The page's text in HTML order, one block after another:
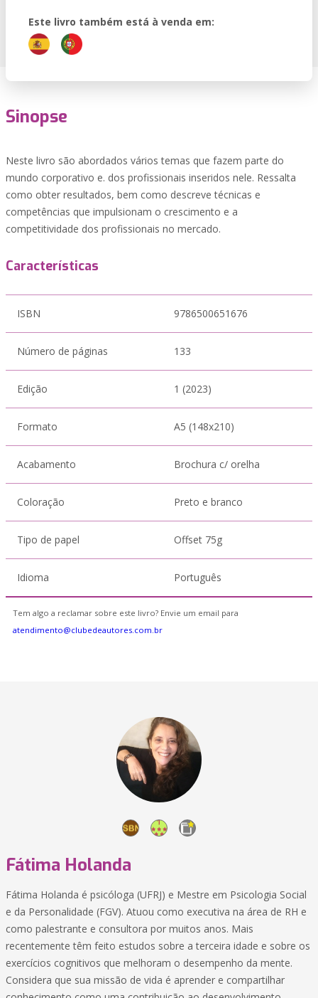
Este livro também está à venda em:
Sinopse
Neste livro são abordados vários temas que fazem parte do
mundo corporativo e. dos profissionais inseridos nele. Ressalta
como obter resultados, bem como descreve técnicas e
competências que impulsionam o crescimento e a
competitividade dos profissionais no mercado.
Características
ISBN 9786500651676
Número de páginas 133
Edição 1 (2023)
Formato A5 (148x210)
Acabamento Brochura c/ orelha
Coloração Preto e branco
Tipo de papel Offset 75g
Idioma Português
Tem algo a reclamar sobre este livro? Envie um email para
atendimento@clubedeautores.com.br
Fátima Holanda
Fátima Holanda é psicóloga (UFRJ) e Mestre em Psicologia Social
e da Personalidade (FGV). Atuou como executiva na área de RH e
como palestrante e consultora por muitos anos. Mais
recentemente têm feito estudos sobre a terceira idade e sobre os
exercícios cognitivos que melhoram o desempenho da mente.
Considera que sua missão de vida é aprender e compartilhar